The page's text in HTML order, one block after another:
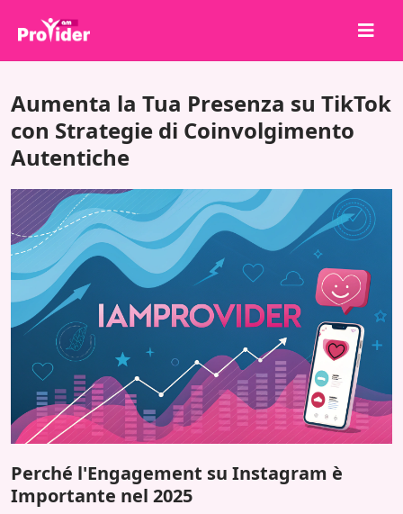
Chi siamo
Accedi
Iscriviti
Servizi
API
Termini
Blog
Aumenta la Tua Presenza su TikTok
con Strategie di Coinvolgimento
Autentiche
Perché l'Engagement su Instagram è
Importante nel 2025